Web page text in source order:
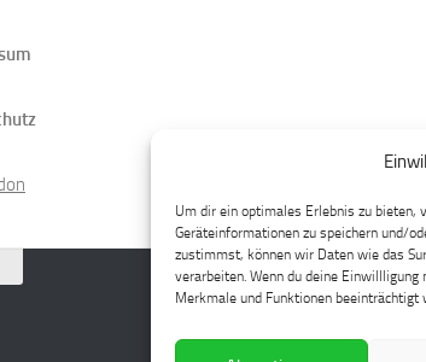
Um dir ein optimales Erlebnis zu bieten,
Geräteinformationen zu speichern und/
zustimmst, können wir Daten wie das
verarbeiten. Wenn du deine
Merkmale und Funktionen beeinträchtigt